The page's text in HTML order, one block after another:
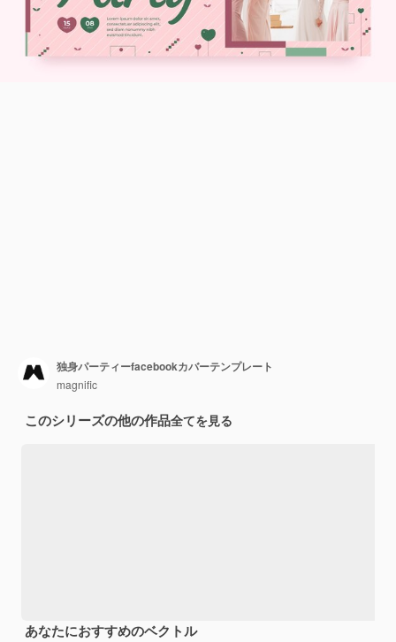
独身パーティーfacebookカバーテンプレート
magnific
このシリーズの他の作品全てを見る
あなたにおすすめのベクトル